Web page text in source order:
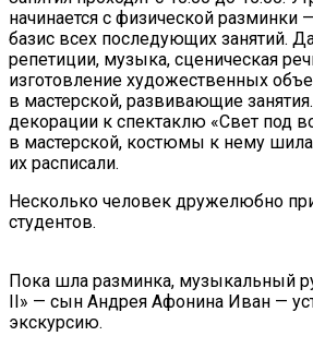
начинается с физической разминки
базис всех последующих занятий.
репетиции, музыка, сценическая
изготовление художественных
в мастерской, развивающие
декорации к спектаклю «Свет под
в мастерской, костюмы к нему шила
их расписали.
Несколько человек дружелюбно
студентов.
Пока шла разминка, музыкальный
II» — сын Андрея Афонина Иван —
экскурсию.